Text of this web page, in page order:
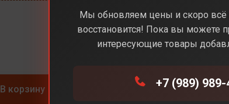
Под заказ
В корзину
Мы обновляем цены и скоро всё
восстановится! Пока вы можете
интересующие товары
+7 (989)